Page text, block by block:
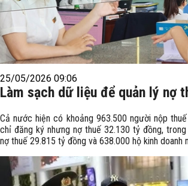
25/05/2026 09:06
Làm sạch dữ liệu để quản lý nợ
Cả nước hiện có khoảng 963.500 người nộp
chỉ đăng ký nhưng nợ thuế 32.130 tỷ đồng,
nợ thuế 29.815 tỷ đồng và 638.000 hộ kinh doanh